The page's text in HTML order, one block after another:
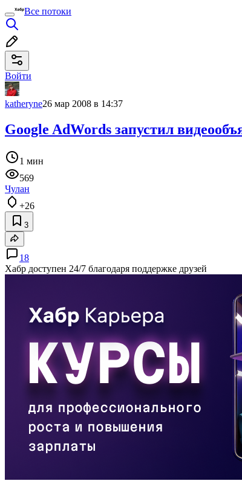
Все потоки
Войти
katheryne26 мар 2008 в 14:37
Google AdWords запустил
1 мин
569
Чулан
+26
3
18
Хабр доступен 24/7 благодаря поддержке друзей